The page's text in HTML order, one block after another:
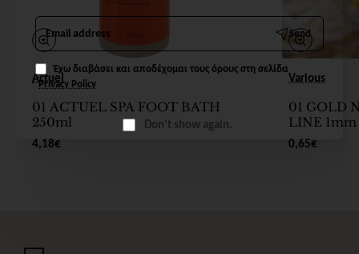
Email
address
Send
Έχω διαβάσει και αποδέχομαι τους όρους στη σελίδα
Privacy Policy
Don't show again.
Actuel
01 ACTUEL SPA FOOT BATH
250ml
4,18€
Various
01 GOLD
LINE 1mm
0,65€